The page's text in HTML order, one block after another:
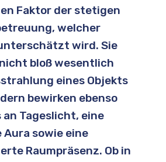
Faktor der stetigen
welcher
wird. Sie
bloß wesentlich
eines Objekts
bewirken ebenso
an Tageslicht, eine
Aura sowie eine
Raumpräsenz. Ob in